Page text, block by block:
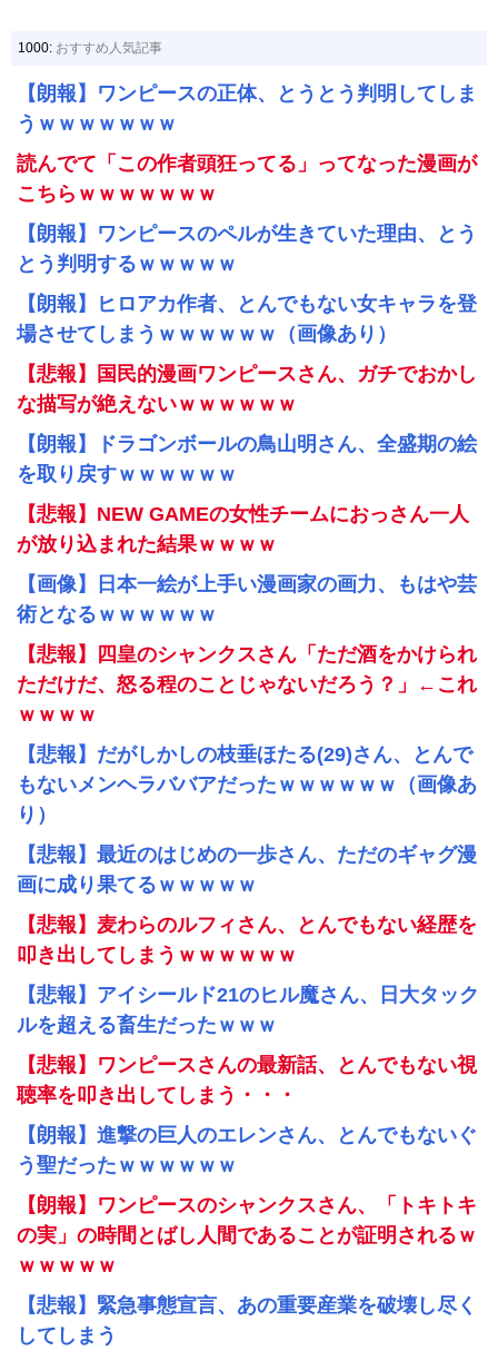
1000: おすすめ人気記事
【朗報】ワンピースの正体、とうとう判明してしま
うｗｗｗｗｗｗｗ
読んでて「この作者頭狂ってる」ってなった漫画が
こちらｗｗｗｗｗｗｗ
【朗報】ワンピースのペルが生きていた理由、とう
とう判明するｗｗｗｗｗ
【朗報】ヒロアカ作者、とんでもない女キャラを登
場させてしまうｗｗｗｗｗｗ（画像あり）
【悲報】国民的漫画ワンピースさん、ガチでおかし
な描写が絶えないｗｗｗｗｗｗ
【朗報】ドラゴンボールの鳥山明さん、全盛期の絵
を取り戻すｗｗｗｗｗｗ
【悲報】NEW GAMEの女性チームにおっさん一人
が放り込まれた結果ｗｗｗｗ
【画像】日本一絵が上手い漫画家の画力、もはや芸
術となるｗｗｗｗｗｗ
【悲報】四皇のシャンクスさん「ただ酒をかけられ
ただけだ、怒る程のことじゃないだろう？」←これ
ｗｗｗｗ
【悲報】だがしかしの枝垂ほたる(29)さん、とんで
もないメンヘラババアだったｗｗｗｗｗｗ（画像あ
り）
【悲報】最近のはじめの一歩さん、ただのギャグ漫
画に成り果てるｗｗｗｗｗ
【悲報】麦わらのルフィさん、とんでもない経歴を
叩き出してしまうｗｗｗｗｗｗ
【悲報】アイシールド21のヒル魔さん、日大タック
ルを超える畜生だったｗｗｗ
【悲報】ワンピースさんの最新話、とんでもない視
聴率を叩き出してしまう・・・
【朗報】進撃の巨人のエレンさん、とんでもないぐ
う聖だったｗｗｗｗｗｗ
【朗報】ワンピースのシャンクスさん、「トキトキ
の実」の時間とばし人間であることが証明されるｗ
ｗｗｗｗｗ
【悲報】緊急事態宣言、あの重要産業を破壊し尽く
してしまう